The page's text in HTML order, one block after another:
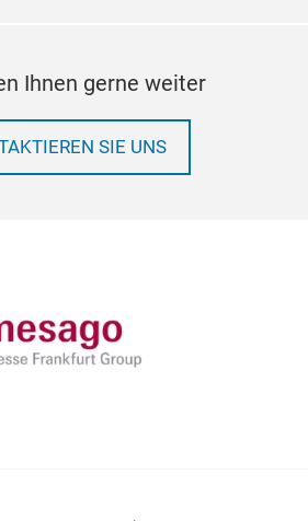
Ihnen gerne weiter
SIE UNS